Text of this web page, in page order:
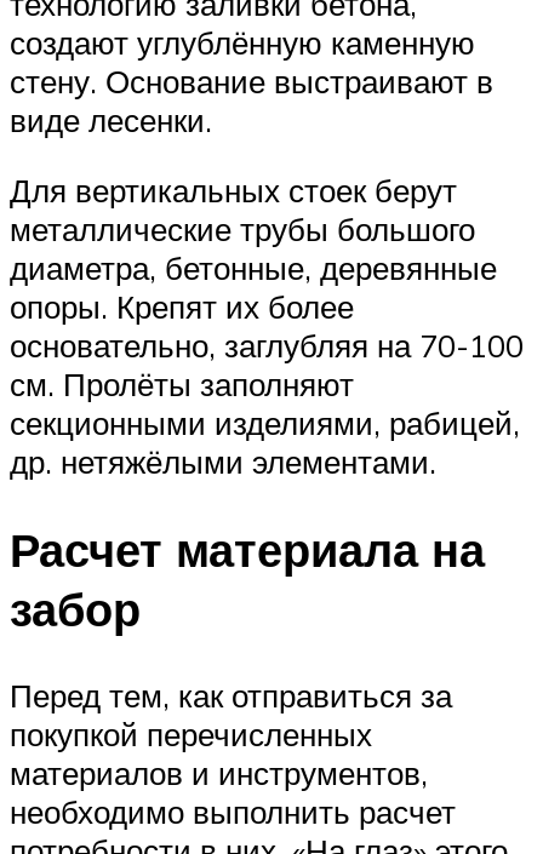
создают углублённую каменную
стену. Основание выстраивают в
виде лесенки.
Для вертикальных стоек берут
металлические трубы большого
диаметра, бетонные, деревянные
опоры. Крепят их более
основательно, заглубляя на 70-100
см. Пролёты заполняют
секционными изделиями, рабицей,
др. нетяжёлыми элементами.
Расчет материала на
забор
Перед тем, как отправиться за
покупкой перечисленных
материалов и инструментов,
необходимо выполнить расчет